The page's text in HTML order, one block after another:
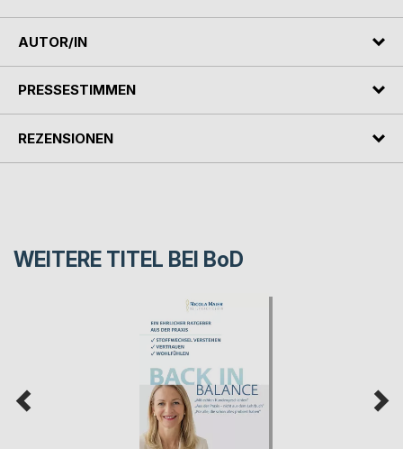
AUTOR/IN
PRESSESTIMMEN
REZENSIONEN
WEITERE TITEL BEI BoD